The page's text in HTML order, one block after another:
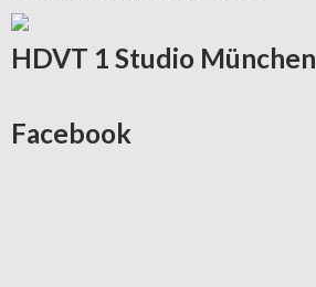
HDVT 1 Studio München
Facebook